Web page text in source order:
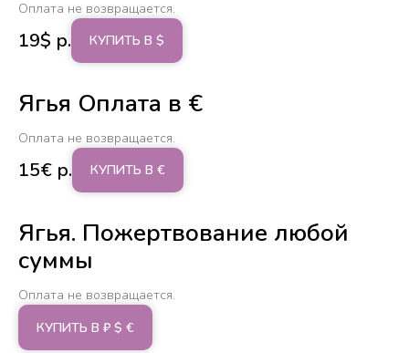
Оплата не возвращается.
19$ р. КУПИТЬ В $
Ягья Оплата в €
Оплата не возвращается.
15€ р. КУПИТЬ В €
Ягья. Пожертвование любой
суммы
Оплата не возвращается.
КУПИТЬ В ₽ $ €